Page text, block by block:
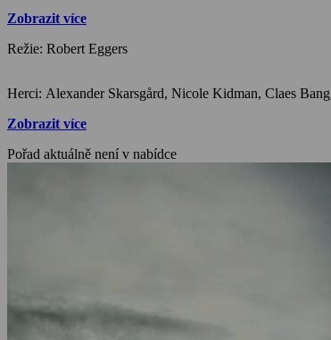
Zobrazit více
Režie: Robert Eggers
Zobrazit více
Pořad aktuálně není v nabídce